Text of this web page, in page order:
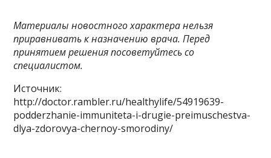
Материалы новостного характера нельзя
приравнивать к назначению врача. Перед
принятием решения посоветуйтесь со
специалистом.
Источник:
http://doctor.rambler.ru/healthylife/54919639-
podderzhanie-immuniteta-i-drugie-preimuschestva-
dlya-zdorovya-chernoy-smorodiny/